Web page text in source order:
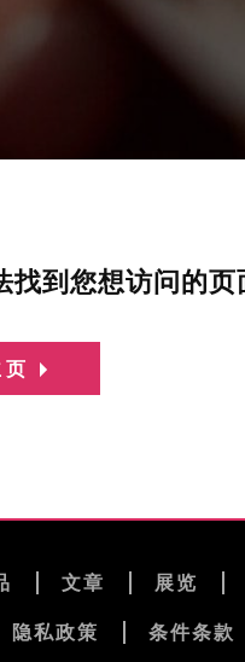
找到您想访问的页
文章 展览
隐私政策 条件条款